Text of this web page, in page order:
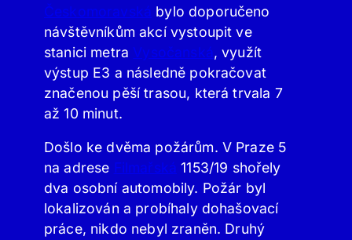
Českomoravská bylo doporučeno
návštěvníkům akcí vystoupit ve
stanici metra Vysočanská, využít
výstup E3 a následně pokračovat
značenou pěší trasou, která trvala 7
až 10 minut.
Došlo ke dvěma požárům. V Praze 5
na adrese Filmařská 1153/19 shořely
dva osobní automobily. Požár byl
lokalizován a probíhaly dohašovací
práce, nikdo nebyl zraněn. Druhý